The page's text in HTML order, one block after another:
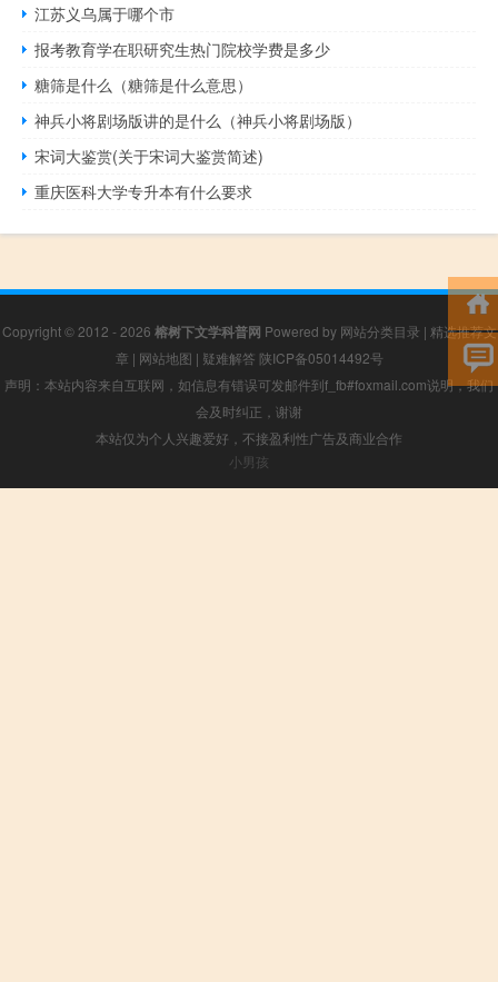
江苏义乌属于哪个市
报考教育学在职研究生热门院校学费是多少
糖筛是什么（糖筛是什么意思）
神兵小将剧场版讲的是什么（神兵小将剧场版）
宋词大鉴赏(关于宋词大鉴赏简述)
重庆医科大学专升本有什么要求
Copyright © 2012 - 2026 榕树下文学科普网 Powered by 网站分类目录 | 精选推荐文
章 | 网站地图 | 疑难解答 陕ICP备05014492号
声明：本站内容来自互联网，如信息有错误可发邮件到f_fb#foxmail.com说明，我们
会及时纠正，谢谢
本站仅为个人兴趣爱好，不接盈利性广告及商业合作
小男孩